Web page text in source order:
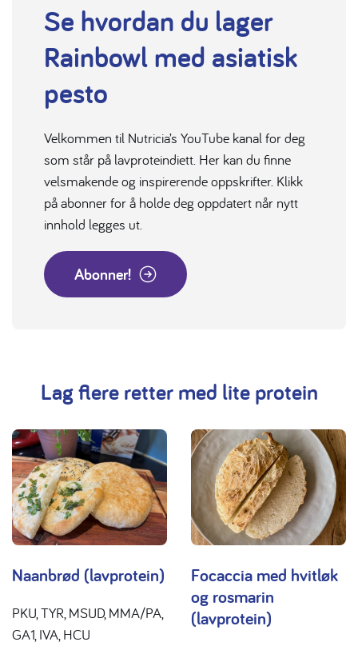
Se hvordan du lager
Rainbowl med asiatisk
pesto
Velkommen til Nutricia’s YouTube kanal for deg
som står på lavproteindiett. Her kan du finne
velsmakende og inspirerende oppskrifter. Klikk
på abonner for å holde deg oppdatert når nytt
innhold legges ut.
Abonner!
Lag flere retter med lite protein
Naanbrød (lavprotein)
PKU, TYR, MSUD, MMA/PA,
GA1, IVA, HCU
Focaccia med hvitløk
og rosmarin
(lavprotein)